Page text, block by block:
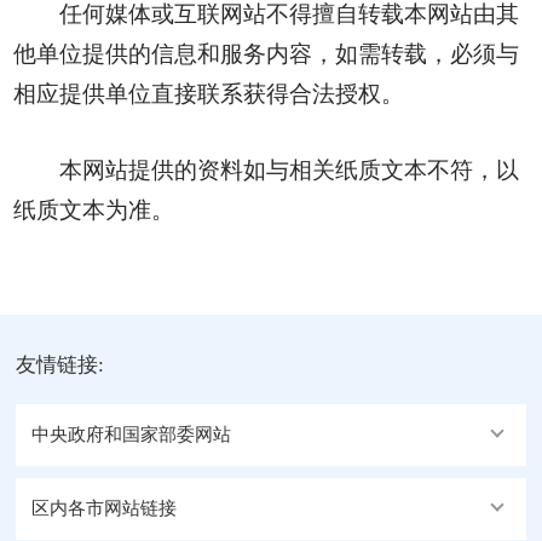
任何媒体或互联网站不得擅自转载本网站由其
他单位提供的信息和服务内容，如需转载，必须与
相应提供单位直接联系获得合法授权。
本网站提供的资料如与相关纸质文本不符，以
纸质文本为准。
友情链接:
中央政府和国家部委网站
区内各市网站链接